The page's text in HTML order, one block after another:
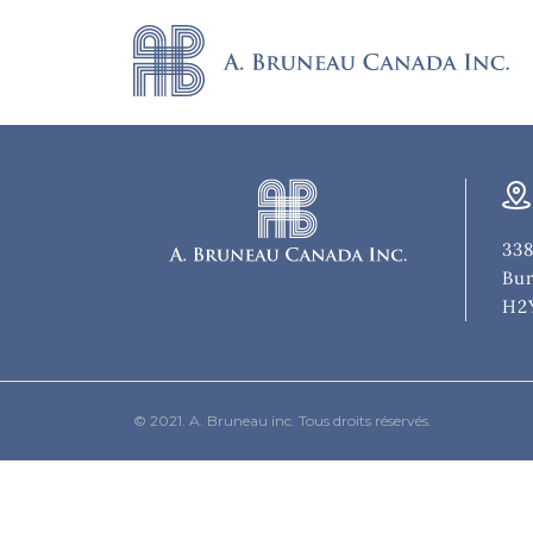
© 2021. A. Bruneau inc. Tous droits réservés.